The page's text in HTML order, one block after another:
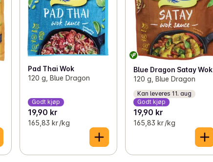
Pad Thai Wok
120 g, Blue Dragon
Godt kjøp
19,90 kr
165,83 kr /kg
Blue Dragon Satay Wok
120 g, Blue Dragon
Kan leveres 11. aug
Godt kjøp
19,90 kr
165,83 kr /kg